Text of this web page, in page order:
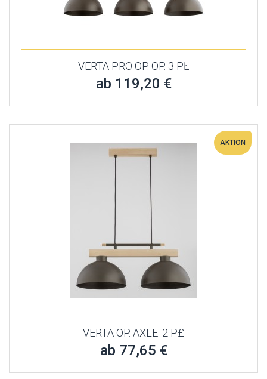
VERTA PRO OP. OP. 3 PŁ
ab 119,20 €
AKTION
VERTA OP. AXLE. 2 P£
ab 77,65 €